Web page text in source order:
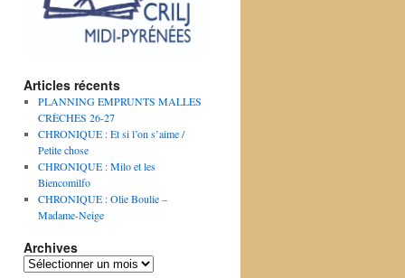
Articles récents
PLANNING EMPRUNTS MALLES
CRÈCHES 26-27
CHRONIQUE : Et si l’on s’aime /
Petite chose
CHRONIQUE : Milo et les
Biencomilfo
CHRONIQUE : Olie Boulie –
Madame-Neige
Archives
Archives